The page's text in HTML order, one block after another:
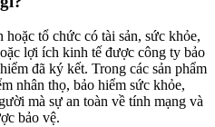
tổ chức có tài sản, sức khỏe,
lợi ích kinh tế được công ty bảo
đã ký kết. Trong các sản phẩm
nhân thọ, bảo hiểm sức khỏe,
mà sự an toàn về tính mạng và
bảo vệ.